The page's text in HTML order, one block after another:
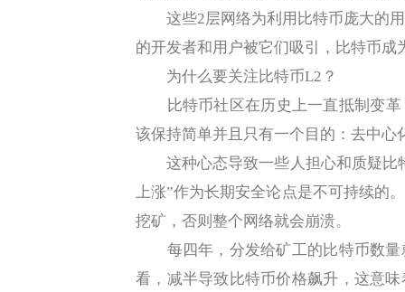
这些2层网络为利用比特币庞大的用
的开发者和用户被它们吸引，比特币
为什么要关注比特币L2？
比特币社区在历史上一直抵制变革
该保持简单并且只有一个目的：去中心
这种心态导致一些人担心和质疑比
上涨”作为长期安全论点是不可持续的
挖矿，否则整个网络就会崩溃。
每四年，分发给矿工的比特币数量
看，减半导致比特币价格飙升，这意